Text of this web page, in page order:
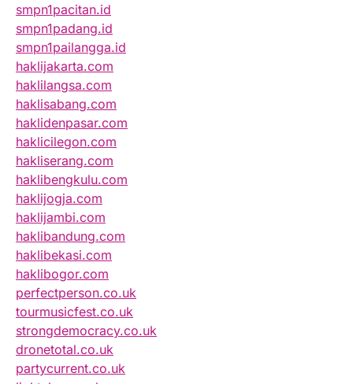
smpn1pacitan.id
smpn1padang.id
smpn1pailangga.id
haklijakarta.com
haklilangsa.com
haklisabang.com
haklidenpasar.com
haklicilegon.com
hakliserang.com
haklibengkulu.com
haklijogja.com
haklijambi.com
haklibandung.com
haklibekasi.com
haklibogor.com
perfectperson.co.uk
tourmusicfest.co.uk
strongdemocracy.co.uk
dronetotal.co.uk
partycurrent.co.uk